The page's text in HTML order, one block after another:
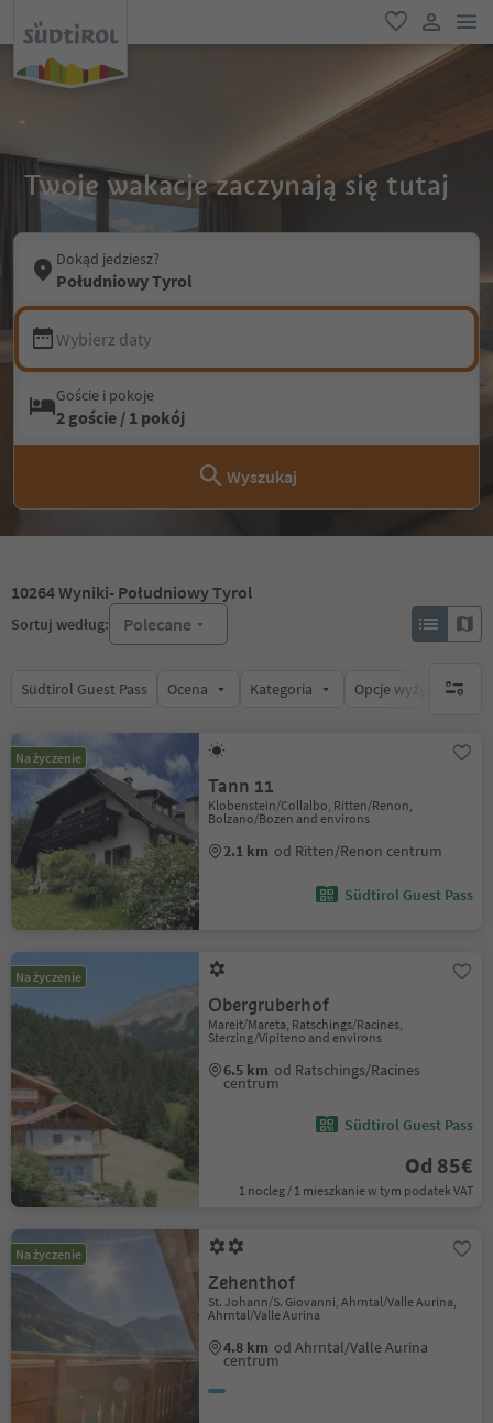
ulubione
link
Twoje wakacje zaczynają się tutaj
Dokąd jedziesz?
Południowy Tyrol
Wybierz daty
Goście i pokoje
2 goście / 1 pokój
Wyszukaj
10264Wyniki- Południowy Tyrol
Sortuj według: Polecane
Südtirol Guest Pass Ocena Kategoria Opcje wyżywieniabrak
Na życzenie
Tann 11
Klobenstein/Collalbo, Ritten/Renon,
Bolzano/Bozen and environs
2.1 km od Ritten/Renon centrum
Südtirol Guest Pass
Na życzenie
Obergruberhof
Mareit/Mareta, Ratschings/Racines,
Sterzing/Vipiteno and environs
6.5 km od Ratschings/Racines
centrum
Südtirol Guest Pass
Od 85€
1 nocleg / 1 mieszkanie w tym podatek VAT
Na życzenie
Zehenthof
St. Johann/S. Giovanni, Ahrntal/Valle Aurina,
Ahrntal/Valle Aurina
4.8 km od Ahrntal/Valle Aurina
centrum